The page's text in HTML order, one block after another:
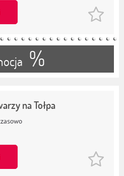
%
na Tołpa